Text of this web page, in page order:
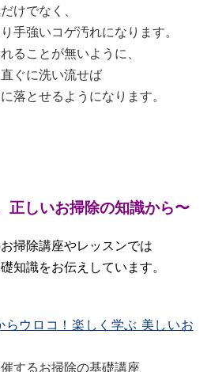
けでなく、
手強いコゲ汚れになります。
ることが無いように、
ぐに洗い流せば
落とせるようになります。
正しいお掃除の知識から〜
掃除講座やレッスンでは
知識をお伝えしています。
らウロコ！楽しく学ぶ 美しいお
するお掃除の基礎講座